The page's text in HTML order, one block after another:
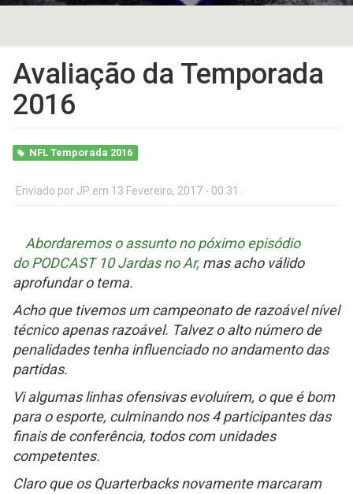
Avaliação da Temporada
2016
NFL Temporada 2016
Enviado por JP em 13 Fevereiro, 2017 - 00:31.
Abordaremos o assunto no póximo episódio
do PODCAST 10 Jardas no Ar, mas acho válido
aprofundar o tema.
Acho que tivemos um campeonato de razoável nível
técnico apenas razoável. Talvez o alto número de
penalidades tenha influenciado no andamento das
partidas.
Vi algumas linhas ofensivas evoluírem, o que é bom
para o esporte, culminando nos 4 participantes das
finais de conferência, todos com unidades
competentes.
Claro que os Quarterbacks novamente marcaram